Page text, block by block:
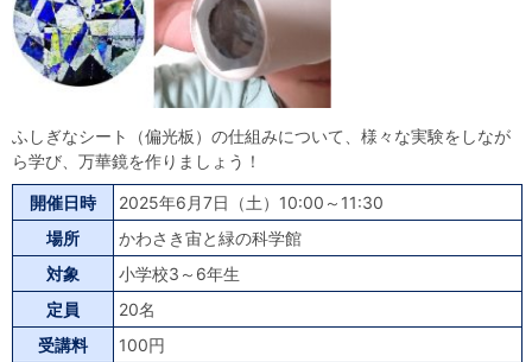
自然体験
天文体験
フロア案内
屋外展示 D51形蒸気機関車
利用案内
開館時間・プラネタリウム投影時間・観覧料
カフェ・ショップ
アクセス・駐車場
科学館資料の特別利用料
団体利用予約
学校団体
幼稚園・保育園団体
一般団体
かわさき星空ウォッチング
出前科学実験教室
プラネタリウム一般団体貸切利用「星空自由空間」
科学館概要
基本理念
沿革
計画・年報・評価・議事録
青少年科学館運営基本計画
年報
事業評価
議事録
研究資料
研究の紹介
川崎市自然環境調査報告
図録
紀要
年報
出版物
生田緑地の植物
お問い合わせ
ふしぎなシート（偏光板）の仕組みについて、様々な実験をしなが
ら学び、万華鏡を作りましょう！
開催日時
2025年6月7日（土）10:00～11:30
場所
かわさき宙と緑の科学館
対象
小学校3～6年生
定員
20名
受講料
100円